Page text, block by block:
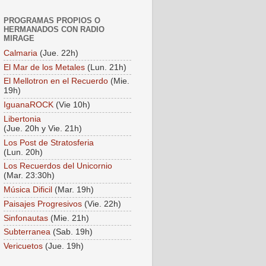
PROGRAMAS PROPIOS O
HERMANADOS CON RADIO
MIRAGE
Calmaria (Jue. 22h)
El Mar de los Metales (Lun. 21h)
El Mellotron en el Recuerdo (Mie.
19h)
IguanaROCK (Vie 10h)
Libertonia
(Jue. 20h y Vie. 21h)
Los Post de Stratosferia
(Lun. 20h)
Los Recuerdos del Unicornio
(Mar. 23:30h)
Música Dificil (Mar. 19h)
Paisajes Progresivos (Vie. 22h)
Sinfonautas (Mie. 21h)
Subterranea (Sab. 19h)
Vericuetos (Jue. 19h)